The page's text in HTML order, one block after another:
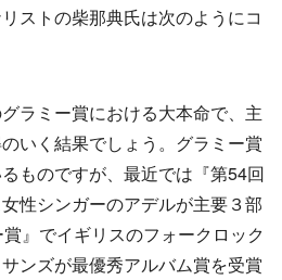
ストの柴那典氏は次のようにコ
ラミー賞における大本命で、主
いく結果でしょう。グラミー賞
ものですが、最近では『第54回
性シンガーのアデルが主要３部
』でイギリスのフォークロック
ンズが最優秀アルバム賞を受賞